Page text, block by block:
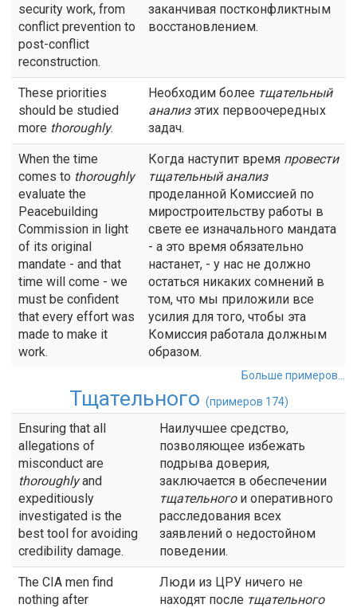
security work, from
conflict prevention to
post-conflict
reconstruction.
заканчивая постконфликтным
восстановлением.
These priorities
should be studied
more thoroughly.
Необходим более тщательный
анализэтих первоочередных
задач.
When the time
comes to thoroughly
evaluate the
Peacebuilding
Commission in light
of its original
mandate - and that
time will come - we
must be confident
that every effort was
made to make it
work.
Когда наступит время провести
тщательныйанализ
проделанной Комиссией по
миростроительству работы в
свете ее изначального мандата
- а это время обязательно
настанет, - у нас не должно
остаться никаких сомнений в
том, что мы приложили все
усилия для того, чтобы эта
Комиссия работала должным
образом.
Больше примеров...
Тщательного (примеров 174)
Ensuring that all
allegations of
misconduct are
thoroughlyand
expeditiously
investigated is the
best tool for avoiding
credibility damage.
Наилучшее средство,
позволяющее избежать
подрыва доверия,
заключается в обеспечении
тщательногои оперативного
расследования всех
заявлений о недостойном
поведении.
The CIA men find
nothing after
Люди из ЦРУ ничего не
находят после тщательного